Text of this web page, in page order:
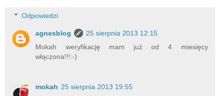
Odpowiedzi
agnesblog
25 sierpnia 2013 12:15
Mokah weryfikację mam już od 4 miesięcy
włączona!!!:-)
mokah 25 sierpnia 2013 19:55